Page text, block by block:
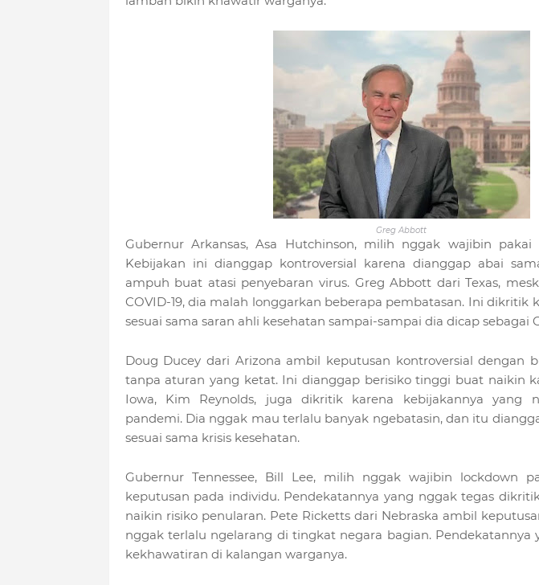
Greg Abbott
Gubernur Arkansas, Asa Hutchinson, milih nggak wajibin
Kebijakan ini dianggap kontroversial karena dianggap abai
ampuh buat atasi penyebaran virus. Greg Abbott dari Texas,
COVID-19, dia malah longgarkan beberapa pembatasan. Ini dikritik
sesuai sama saran ahli kesehatan sampai-sampai dia dicap sebagai
Doug Ducey dari Arizona ambil keputusan kontroversial dengan
tanpa aturan yang ketat. Ini dianggap berisiko tinggi buat naikin
Iowa, Kim Reynolds, juga dikritik karena kebijakannya yang
pandemi. Dia nggak mau terlalu banyak ngebatasin, dan itu
sesuai sama krisis kesehatan.
Gubernur Tennessee, Bill Lee, milih nggak wajibin lockdown
keputusan pada individu. Pendekatannya yang nggak tegas
naikin risiko penularan. Pete Ricketts dari Nebraska ambil
nggak terlalu ngelarang di tingkat negara bagian. Pendekatannya
kekhawatiran di kalangan warganya.